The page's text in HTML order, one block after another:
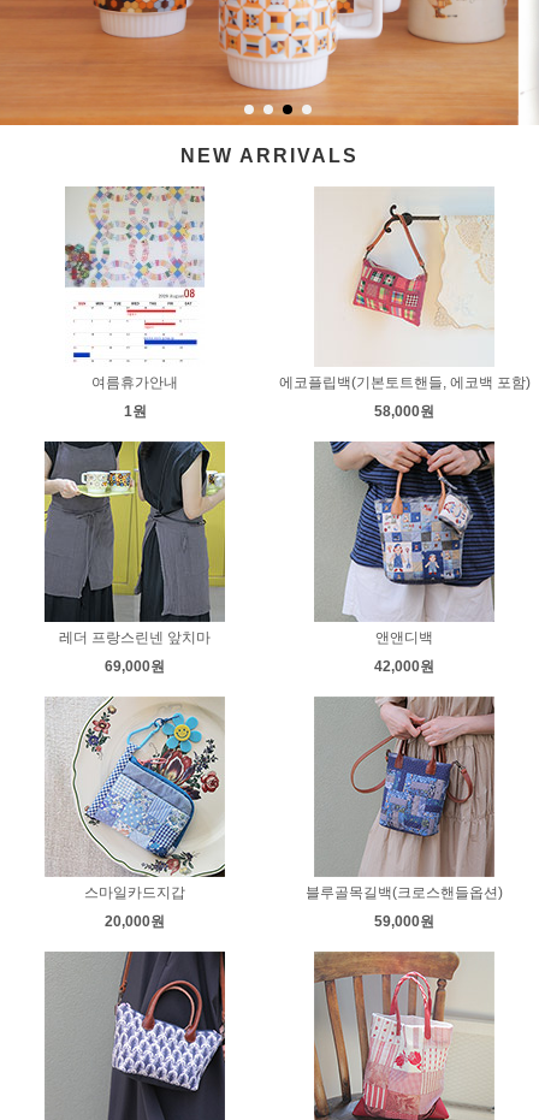
NEW ARRIVALS
여름휴가안내
1원
에코플립백(기본토트핸들, 에코백 포함)
58,000원
레더 프랑스린넨 앞치마
69,000원
앤앤디백
42,000원
스마일카드지갑
20,000원
블루골목길백(크로스핸들옵션)
59,000원